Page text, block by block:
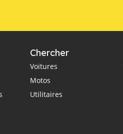
Chercher
Voitures
Motos
Utilitaires